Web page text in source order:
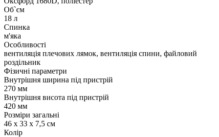
Об`єм
18 л
Спинка
м'яка
Особливості
вентиляція плечових лямок, вентиляція спини, файловий
роздільник
Фізичні параметри
Внутрішня ширина під пристрій
270 мм
Внутрішня висота під пристрій
420 мм
Розміри загальні
46 х 33 х 7,5 см
Колір